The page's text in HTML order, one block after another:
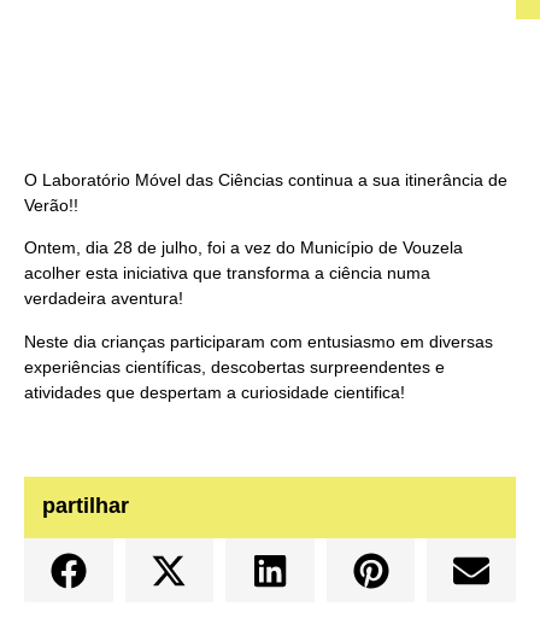
O Laboratório Móvel das Ciências continua a sua itinerância de
Verão!!
Ontem, dia 28 de julho, foi a vez do Município de Vouzela
acolher esta iniciativa que transforma a ciência numa
verdadeira aventura!
Neste dia crianças participaram com entusiasmo em diversas
experiências científicas, descobertas surpreendentes e
atividades que despertam a curiosidade cientifica!
partilhar